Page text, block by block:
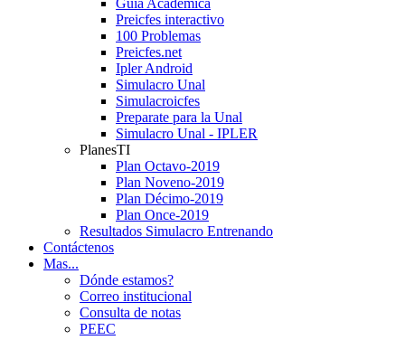
Preicfes interactivo
100 Problemas
Preicfes.net
Ipler Android
Simulacro Unal
Simulacroicfes
Preparate para la Unal
Simulacro Unal - IPLER
PlanesTI
Plan Octavo-2019
Plan Noveno-2019
Plan Décimo-2019
Plan Once-2019
Resultados Simulacro Entrenando
Contáctenos
Mas...
Dónde estamos?
Correo institucional
Consulta de notas
PEEC